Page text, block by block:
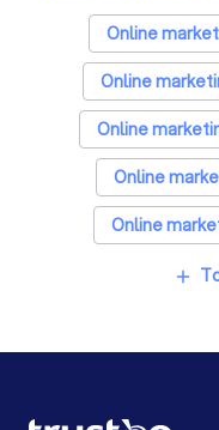
Online
Online
Online
Online
Online
Online
Online
add